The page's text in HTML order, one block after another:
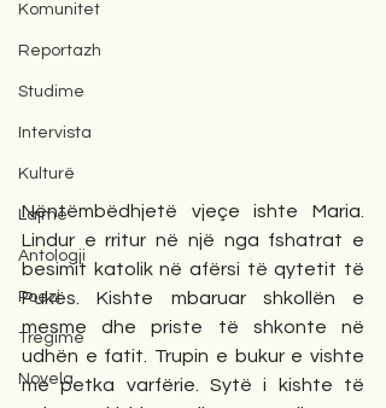
Komunitet
Reportazh
Studime
Intervista
Kulturë
Lajme
Antologji
Poezi
Tregime
Novela
Nëntëmbëdhjetë vjeçe ishte Maria.
Lindur e rritur në një nga fshatrat e
besimit katolik në afërsi të qytetit të
Pukës. Kishte mbaruar shkollën e
mesme dhe priste të shkonte në
udhën e fatit. Trupin e bukur e vishte
me petka varfërie. Sytë i kishte të